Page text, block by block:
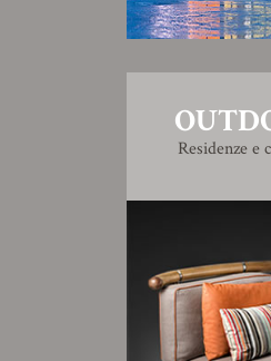
Residenze e